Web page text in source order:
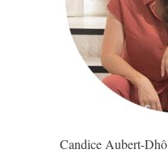
Candice Aubert-Dhô